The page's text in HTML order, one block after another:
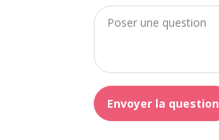
Envoyer la question